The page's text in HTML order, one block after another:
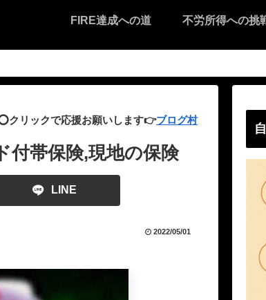
FIRE達成への道 不労所得への挑
クリックで応援お願いします👉ブログ村
帯保険,現地の保険
LINE
2022/05/01